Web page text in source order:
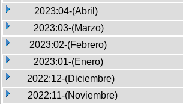
2023:04-(Abril)
2023:03-(Marzo)
2023:02-(Febrero)
2023:01-(Enero)
2022:12-(Diciembre)
2022:11-(Noviembre)